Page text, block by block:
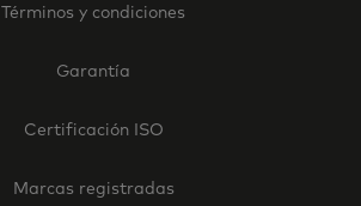
Términos y condiciones
Garantía
Certificación ISO
Marcas registradas